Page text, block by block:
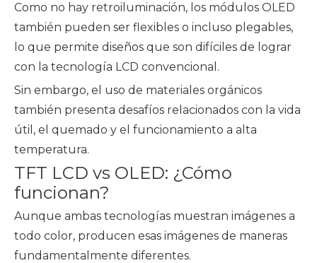
Como no hay retroiluminación, los módulos OLED
también pueden ser flexibles o incluso plegables,
lo que permite diseños que son difíciles de lograr
con la tecnología LCD convencional.
Sin embargo, el uso de materiales orgánicos
también presenta desafíos relacionados con la vida
útil, el quemado y el funcionamiento a alta
temperatura.
TFT LCD vs OLED: ¿Cómo
funcionan?
Aunque ambas tecnologías muestran imágenes a
todo color, producen esas imágenes de maneras
fundamentalmente diferentes.